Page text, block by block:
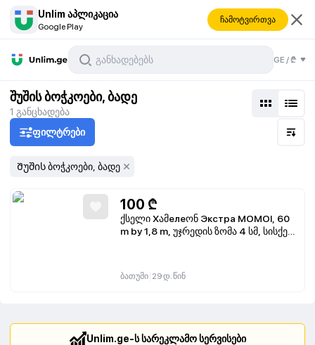
Unlim აპლიკაცია
Google Play
ჩამოტვირთვა
GE /₾
შუშის ბოჭკოები, ბადე
1 განცხადება
ფილტრები
Შუშის ბოჭკოები, ბადე
100 ₾
ქსელი Хამелеონ Экстра MOMOI, 60
m by 1,8 m, უჯრედის ზომა 4 სმ, სისქე
ბათუმი 29 დ. წინ
Unlim.ge-ს სარეკლამო სერვისები